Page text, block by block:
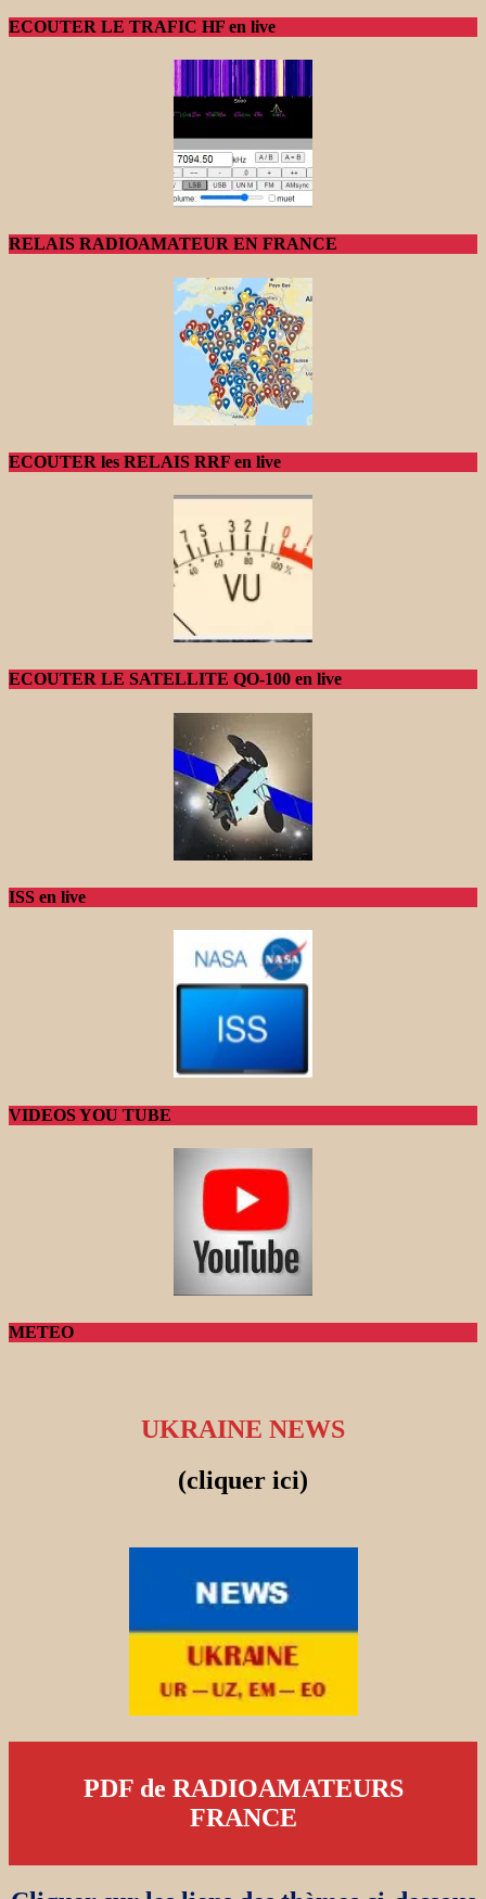
ECOUTER LE TRAFIC HF en live
RELAIS RADIOAMATEUR EN FRANCE
ECOUTER les RELAIS RRF en live
ECOUTER LE SATELLITE QO-100 en live
ISS en live
VIDEOS YOU TUBE
METEO
UKRAINE NEWS
(cliquer ici)
PDF de RADIOAMATEURS
FRANCE